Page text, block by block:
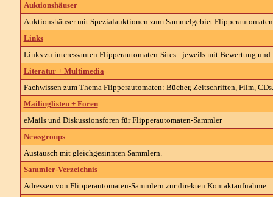
Auktionshäuser
Auktionshäuser mit Spezialauktionen zum Sammelgebiet
Links
Links zu interessanten Flipperautomaten-Sites - jeweils mit Bewertung
Literatur + Multimedia
Fachwissen zum Thema Flipperautomaten: Bücher, Zeitschriften, Film,
Mailinglisten + Foren
eMails und Diskussionsforen für Flipperautomaten-Sammler
Newsgroups
Austausch mit gleichgesinnten Sammlern.
Sammler-Verzeichnis
Adressen von Flipperautomaten-Sammlern zur direkten Kontaktaufnahme.